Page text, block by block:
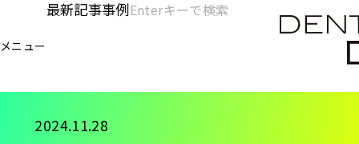
ン
ン
メニュー
[KC]
最新記事事例
検
索
2024.11.28